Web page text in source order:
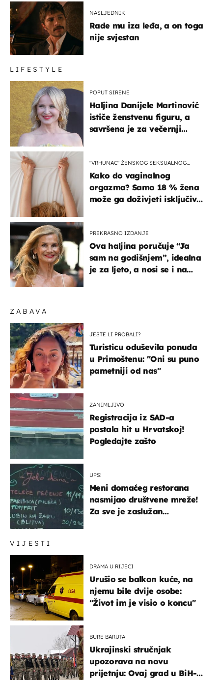
VIJESTI
DRAMA U RIJECI
Urušio se balkon kuće, na
njemu bile dvije osobe:
"Život im je visio o koncu"
BURE BARUTA
Ukrajinski stručnjak
upozorava na novu
prijetnju: Ovaj grad u BiH-u
ZABAVA
JESTE LI PROBALI?
Turisticu oduševila ponuda
u Primoštenu: "Oni su puno
pametniji od nas"
ZANIMLJIVO
Registracija iz SAD-a
postala hit u Hrvatskoj!
Pogledajte zašto
UPS!
Meni domaćeg restorana
nasmijao društvene mreže!
Za sve je zaslužan
NASLJEDNIK
Rade mu iza leđa, a on toga
nije svjestan
LIFESTYLE
POPUT SIRENE
Haljina Danijele Martinović
ističe ženstvenu figuru, a
savršena je za večernji
"VRHUNAC" ŽENSKOG SEKSUALNOG
Kako do vaginalnog
orgazma? Samo 18 % žena
može ga doživjeti isključivo
PREKRASNO IZDANJE
Ova haljina poručuje “Ja
sam na godišnjem”, idealna
je za ljeto, a nosi se i na